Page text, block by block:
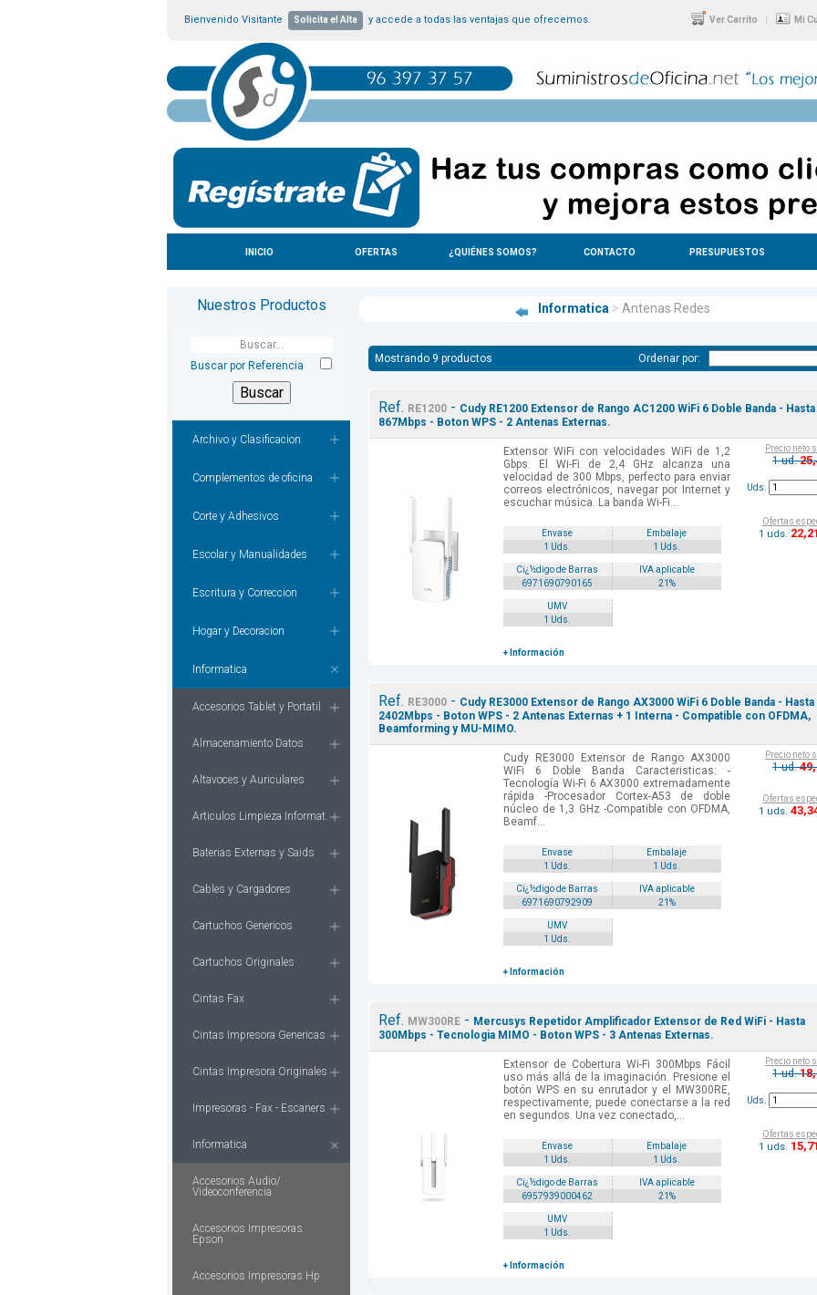
Bienvenido Visitante Solicita el Alta y accede a todas las ventajas que ofrecemos. Ver Carrito | Mi
INICIO OFERTAS ¿QUIÉNES SOMOS? CONTACTO PRESUPUESTOS
Nuestros Productos
Buscar por Referencia
Archivo y Clasificacion
Complementos de oficina
Corte y Adhesivos
Escolar y Manualidades
Escritura y Correccion
Hogar y Decoracion
Informatica
Accesorios Tablet y Portatil
Almacenamiento Datos
Altavoces y Auriculares
Articulos Limpieza Informat.
Baterias Externas y Saids
Cables y Cargadores
Cartuchos Genericos
Cartuchos Originales
Cintas Fax
Cintas Impresora Genericas
Cintas Impresora Originales
Impresoras - Fax - Escaners
Informatica
Accesorios Audio/
Videoconferencia
Accesorios Impresoras
Epson
Accesorios Impresoras Hp
Informatica > Antenas Redes
Mostrando 9 productos Ordenar por:
Ref. RE1200 - Cudy RE1200 Extensor de Rango AC1200 WiFi 6 Doble Banda - Hasta
867Mbps - Boton WPS - 2 Antenas Externas.
Extensor WiFi con velocidades WiFi de 1,2
Gbps. El Wi-Fi de 2,4 GHz alcanza una
velocidad de 300 Mbps, perfecto para enviar
correos electrónicos, navegar por Internet y
escuchar música. La banda Wi-Fi...
Envase
Embalaje
1 Uds.
1 Uds.
Cï¿½digo de Barras
IVA aplicable
6971690790165
21%
UMV
1 Uds.
+ Información
Precio neto
1 ud.25
Uds.
Ofertas
1 uds. 22
Ref. RE3000 - Cudy RE3000 Extensor de Rango AX3000 WiFi 6 Doble Banda - Hasta
2402Mbps - Boton WPS - 2 Antenas Externas + 1 Interna - Compatible con OFDMA,
Beamforming y MU-MIMO.
Cudy RE3000 Extensor de Rango AX3000
WiFi 6 Doble Banda Caracteristicas: -
Tecnología Wi-Fi 6 AX3000 extremadamente
rápida -Procesador Cortex-A53 de doble
núcleo de 1,3 GHz -Compatible con OFDMA,
Beamf...
Envase
Embalaje
1 Uds.
1 Uds.
Cï¿½digo de Barras
IVA aplicable
6971690792909
21%
UMV
1 Uds.
+ Información
Precio neto
1 ud.49
Ofertas
1 uds. 43
Ref. MW300RE - Mercusys Repetidor Amplificador Extensor de Red WiFi - Hasta
300Mbps - Tecnologia MIMO - Boton WPS - 3 Antenas Externas.
Extensor de Cobertura Wi-Fi 300Mbps Fácil
uso más allá de la imaginación. Presione el
botón WPS en su enrutador y el MW300RE,
respectivamente, puede conectarse a la red
en segundos. Una vez conectado,...
Envase
Embalaje
1 Uds.
1 Uds.
Cï¿½digo de Barras
IVA aplicable
6957939000462
21%
UMV
1 Uds.
+ Información
Precio neto
1 ud.18
Uds.
Ofertas
1 uds. 15